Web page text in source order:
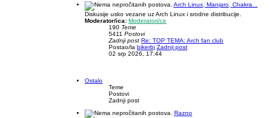
Arch Linux, Manjaro, Chakra...
Diskusije usko vezane uz Arch Linux i srodne distribucije.
Moderator/ica: Moderatori/ce
190 Teme
5411 Postovi
Zadnji post Re: TOP TEMA: Arch fan club
Postao/la bikerbj Zadnji post
02 srp 2026, 17:44
Ostalo
Teme
Postovi
Zadnji post
Razno